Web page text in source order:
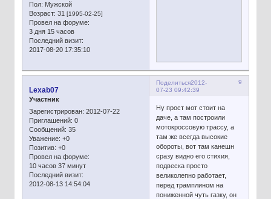
Пол: Мужской
Возраст: 31 [1995-02-25]
Провел на форуме:
3 дня 15 часов
Последний визит:
2017-08-20 17:35:10
Поделиться 9
2012-
07-23 09:42:39
Lexab07
Участник
Зарегистрирован: 2012-07-22
Приглашений: 0
Сообщений: 35
Уважение: +0
Позитив: +0
Провел на форуме:
10 часов 37 минут
Последний визит:
2012-08-13 14:54:04
Ну прост мот стоит на
даче, а там построили
мотокроссовую трассу, а
там же всегда высокие
обороты, вот там канешн
сразу видно его стихия,
подвеска просто
великолепно работает,
перед трамплином на
пониженной чуть газку, он